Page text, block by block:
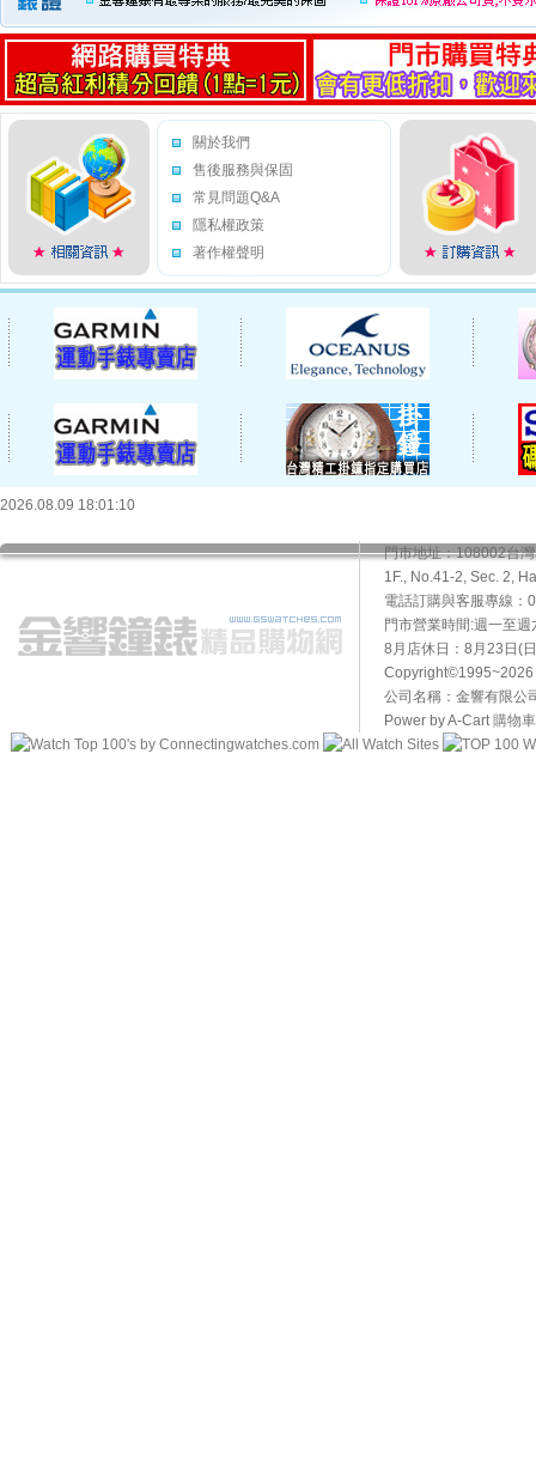
關於我們
售後服務與保固
常見問題Q&A
隱私權政策
著作權聲明
2026.08.09 18:01:10
門市地址：108002台
1F., No.41-2, Sec. 2,
電話訂購與客服專線
門市營業時間:週一至
8月店休日：8月23日(
Copyright©1995~2026
公司名稱：金響有限公
Power by A-Cart 購物車